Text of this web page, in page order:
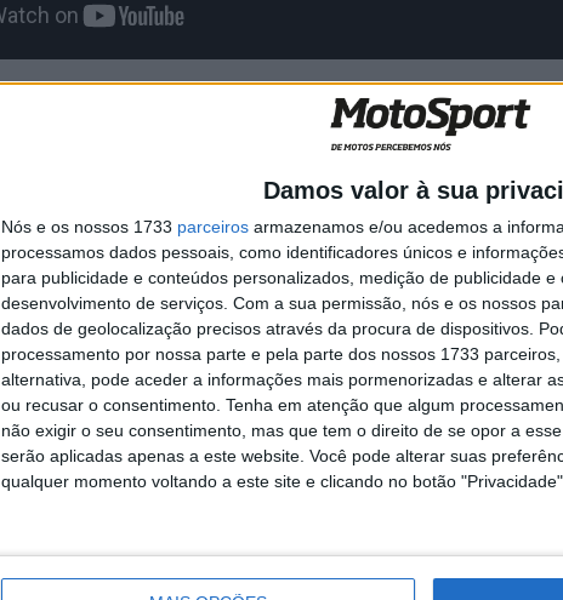
Damos valor à sua
Nós e os nossos 1733 parceiros armazenamos e/ou acedemos a
processamos dados pessoais, como identificadores únicos e
para publicidade e conteúdos personalizados, medição de publicidade
desenvolvimento de serviços. Com a sua permissão, nós e os nossos
dados de geolocalização precisos através da procura de dispositivos.
processamento por nossa parte e pela parte dos nossos 1733
alternativa, pode aceder a informações mais pormenorizadas e alterar
ou recusar o consentimento. Tenha em atenção que algum
não exigir o seu consentimento, mas que tem o direito de se opor a
serão aplicadas apenas a este website. Você pode alterar suas
qualquer momento voltando a este site e clicando no botão
Resumo 450SX (Vídeo: YouTube Monster Energy Supercross)